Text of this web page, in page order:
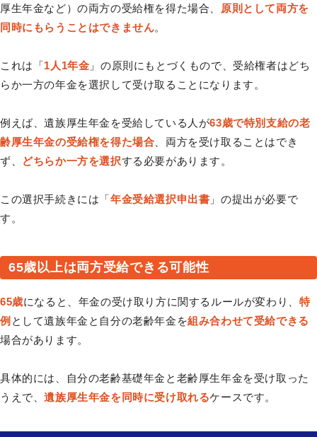
厚生年金など）の両方の受給権を得た場合、
原則として両方を
同時にもらうことはできません。
これは「1人1年金 」の原則にもとづくもので、受給権者はどち
らか一方の年金を選択して受け取ることになります。
例えば、遺族厚生年金を受給している人が63歳で特別支給の老
齢厚生年金の受給権を得た場合 、両方を受け取ることはでき
ず、
どちらか一方を選択する必要があります。
この選択手続きには「年金受給選択申出書 」の提出が必要で
す。
65歳以上は両方受給できる可能性
65歳になると、年金の受け取り方に関するルールが変わり、 特
例 として遺族年金と自分の老齢年金を組み合わせて受給できる
場合があります。
具体的には、自分の老齢基礎年金と老齢厚生年金を受け取った
うえで、遺族厚生年金を同時に受け取れるケースです。